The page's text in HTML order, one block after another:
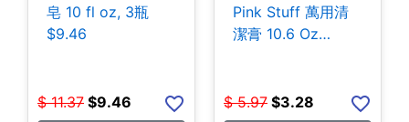
皂 10 fl oz, 3瓶
$9.46
$ 11.37 $9.46
Pink Stuff 萬用清
潔膏 10.6 Oz
$ 5.97 $3.28